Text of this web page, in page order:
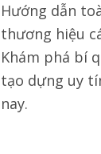
Hướng dẫn
thương hiệu
Khám phá bí
tạo dựng uy
nay.